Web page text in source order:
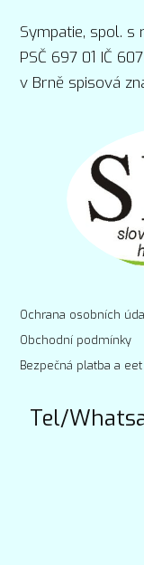
Sympatie, spol. s
PSČ 697 01 IČ
v Brně spisová
Ochrana osobních
Obchodní podmínky
Bezpečná platba a eet
Tel/